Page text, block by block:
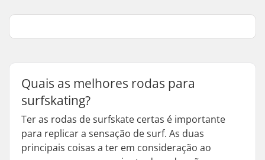
Quais as melhores rodas para
surfskating?
Ter as rodas de surfskate certas é importante
para replicar a sensação de surf. As duas
principais coisas a ter em consideração ao